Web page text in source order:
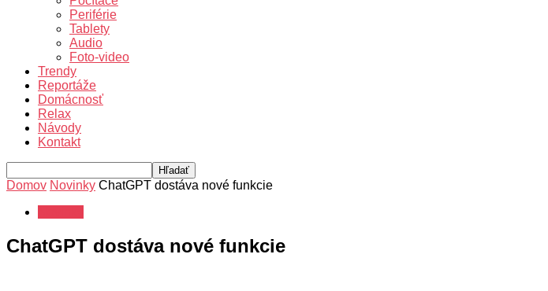
Periférie
Tablety
Audio
Foto-video
Trendy
Reportáže
Domácnosť
Relax
Návody
Kontakt
Domov Novinky ChatGPT dostáva nové funkcie
ChatGPT dostáva nové funkcie